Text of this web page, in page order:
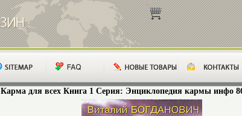
Карма для всех Книга 1 Серия: Энциклопедия кармы инфо